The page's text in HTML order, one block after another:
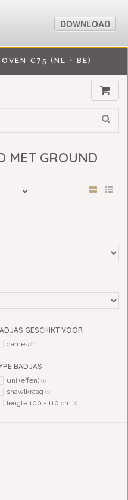
€75 (NL + BE)
MET GROUND
GESCHIKT VOOR
dames (1)
BADJAS
uni (effen) (1)
shawlkraag (1)
lengte 100 - 110 cm (1)
DOWNLOAD
DOWNLOAD